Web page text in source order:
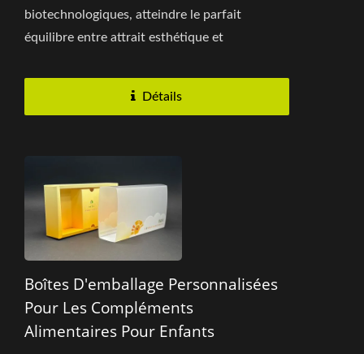
biotechnologiques, atteindre le parfait
équilibre entre attrait esthétique et
Détails
Boîtes D'emballage Personnalisées
Pour Les Compléments
Alimentaires Pour Enfants